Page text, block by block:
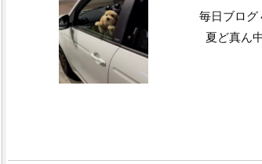
毎日ブロ
夏ど真ん